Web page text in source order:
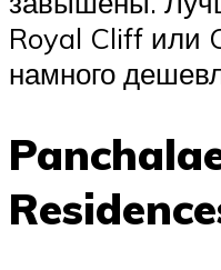
Royal Cliff или
намного